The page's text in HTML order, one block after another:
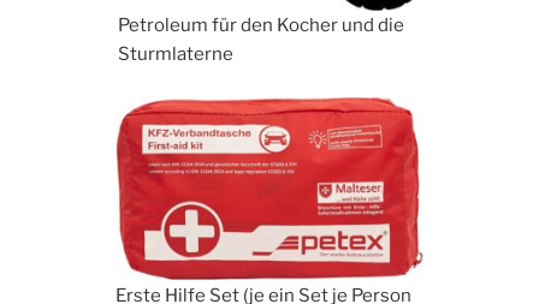
Petroleum für den Kocher und die
Sturmlaterne
Erste Hilfe Set (je ein Set je Person